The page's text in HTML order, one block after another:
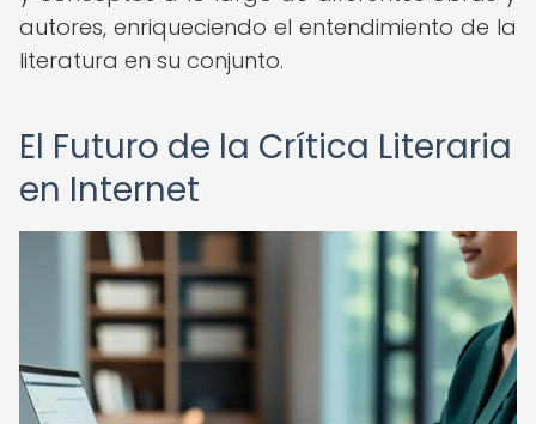
autores, enriqueciendo el entendimiento de la
literatura en su conjunto.
El Futuro de la Crítica Literaria
en Internet